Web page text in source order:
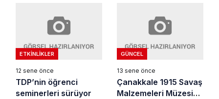
ETKINLIKLER
12 sene önce
TDP’nin öğrenci
seminerleri sürüyor
GÜNCEL
13 sene önce
Çanakkale 1915 Savaş
Malzemeleri Müzesini